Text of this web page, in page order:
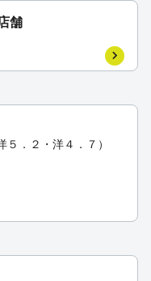
舗
．２・洋４．７）